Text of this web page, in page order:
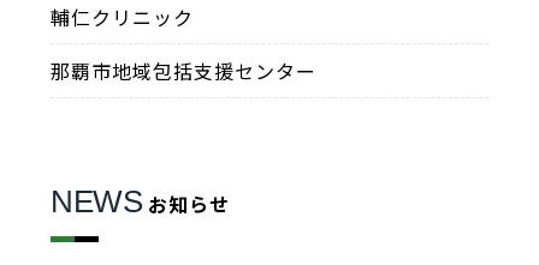
輔仁クリニック
那覇市地域包括支援センター
NEWS お知らせ